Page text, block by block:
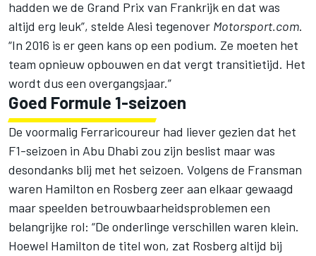
hadden we de Grand Prix van Frankrijk en dat was
altijd erg leuk”, stelde Alesi tegenover Motorsport.com.
“In 2016 is er geen kans op een podium. Ze moeten het
team opnieuw opbouwen en dat vergt transitietijd. Het
wordt dus een overgangsjaar.”
Goed Formule 1-seizoen
De voormalig Ferraricoureur had liever gezien dat het
F1-seizoen in Abu Dhabi zou zijn beslist maar was
desondanks blij met het seizoen. Volgens de Fransman
waren Hamilton en Rosberg zeer aan elkaar gewaagd
maar speelden betrouwbaarheidsproblemen een
belangrijke rol: “De onderlinge verschillen waren klein.
Hoewel Hamilton de titel won, zat Rosberg altijd bij